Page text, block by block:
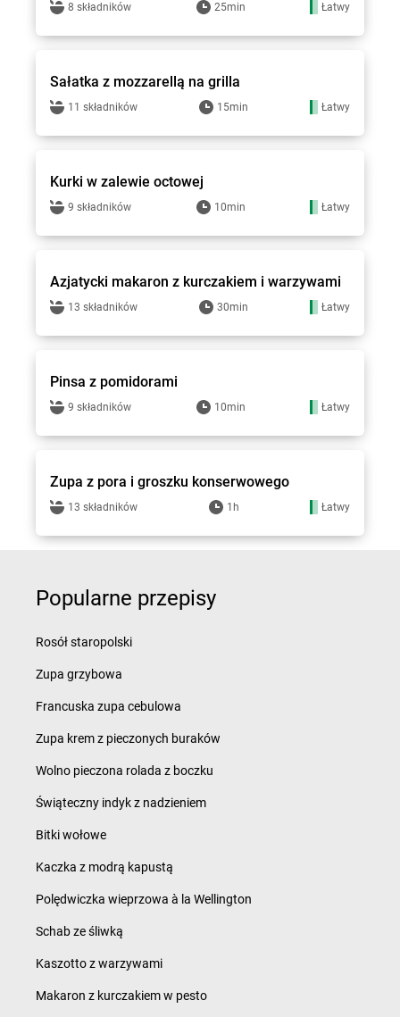
8 składników 25min Łatwy
Groszek - przepisy
Sałatka z mozzarellą na grilla
11 składników 15min Łatwy
Groszek - przepisy
Kurki w zalewie octowej
9 składników 10min Łatwy
Groszek - przepisy
Azjatycki makaron z kurczakiem i warzywami
13 składników 30min Łatwy
Groszek - przepisy
Pinsa z pomidorami
9 składników 10min Łatwy
Groszek - przepisy
Zupa z pora i groszku konserwowego
13 składników 1h Łatwy
Popularne przepisy
Rosół staropolski
Zupa grzybowa
Francuska zupa cebulowa
Zupa krem z pieczonych buraków
Wolno pieczona rolada z boczku
Świąteczny indyk z nadzieniem
Bitki wołowe
Kaczka z modrą kapustą
Polędwiczka wieprzowa à la Wellington
Schab ze śliwką
Kaszotto z warzywami
Makaron z kurczakiem w pesto